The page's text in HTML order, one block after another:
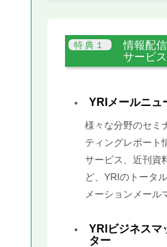
情報配信
サービス
YRIメールニュ
様々な分野のセミ
ティングレポート
サービス、近刊資
ど、YRIのトータ
メーションメール
YRIビジネスマ
ター